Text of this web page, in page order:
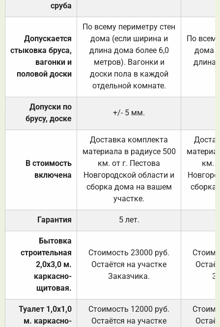
сруба
Допускается
стыковка бруса,
вагонки и
половой доски
По всему периметру стен
дома (если ширина и
длина дома более 6,0
метров). Вагонки и
доски пола в каждой
отдельной комнате.
По
дома
длина
Допуски по
брусу, доске
+/- 5 мм.
В стоимость
включена
Доставка комплекта
материала в радиусе 500
км. от г. Пестова
Новгородской области и
сборка дома на вашем
участке.
км.
Гарантия 5 лет.
Бытовка
строительная
2,0х3,0 м.
каркасно-
щитовая.
Стоимость 23000 руб.
Остаётся на участке
Заказчика.
Туалет 1,0х1,0
м. каркасно-
Стоимость 12000 руб.
Остаётся на участке